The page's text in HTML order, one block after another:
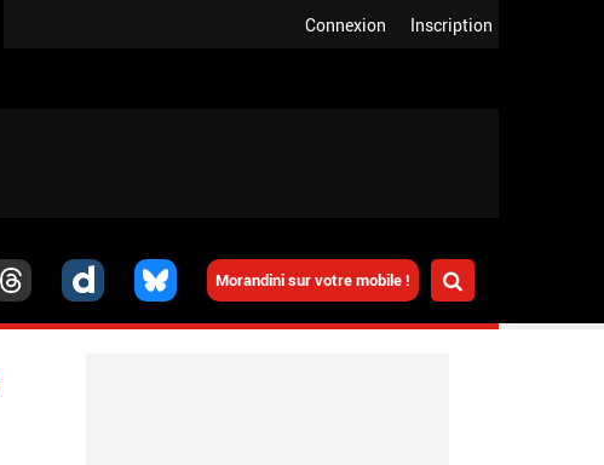
Inscription
Connexion
Morandini sur votre mobile !